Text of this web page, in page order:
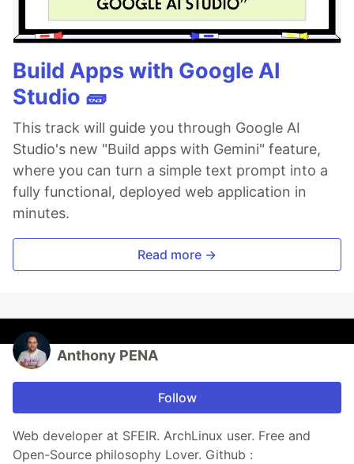
Build Apps with Google AI
Studio 🧱
This track will guide you through Google AI
Studio's new "Build apps with Gemini" feature,
where you can turn a simple text prompt into a
fully functional, deployed web application in
minutes.
Read more →
Anthony PENA
Follow
Web developer at SFEIR. ArchLinux user. Free and
Open-Source philosophy Lover. Github :